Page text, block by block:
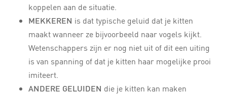
koppelen aan de situatie.
MEKKEREN is dat typische geluid dat je kitten
maakt wanneer ze bijvoorbeeld naar vogels kijkt.
Wetenschappers zijn er nog niet uit of dit een uiting
is van spanning of dat je kitten haar mogelijke prooi
imiteert.
ANDERE GELUIDEN die je kitten kan maken